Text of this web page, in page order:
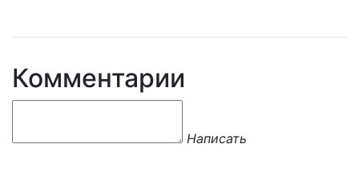
Комментарии
Написать